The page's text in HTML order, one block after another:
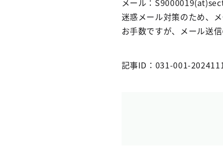
メール：
迷惑メール対策のため、
お手数ですが、メール送
記事ID：031-001-